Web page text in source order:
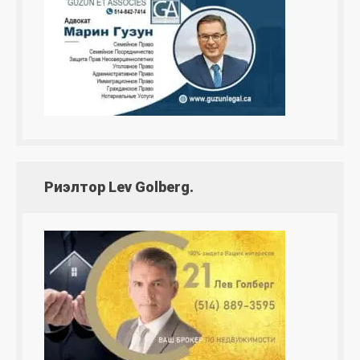
Риэлтор Lev Golberg.